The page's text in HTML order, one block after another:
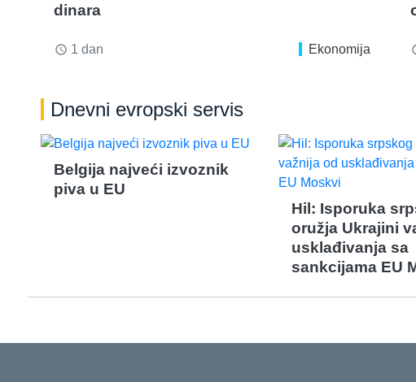
dinara
access_time 1 dan Ekonomija
Dnevni evropski servis
Belgija najveći izvoznik
piva u EU
Hil: Isporuka
oružja Ukrajini
usklađivanja sa
sankcijama EU